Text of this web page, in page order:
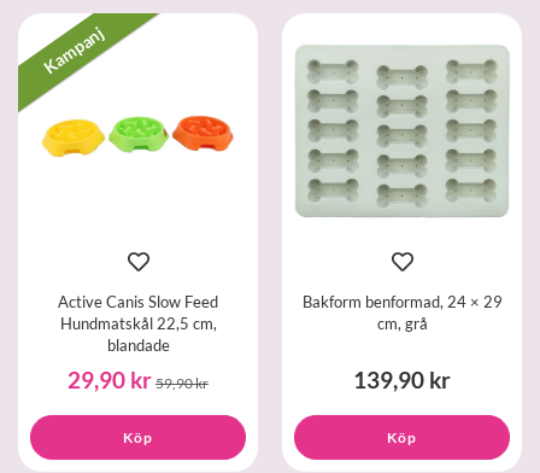
Kampanj
Active Canis Slow Feed
Hundmatskål 22,5 cm,
blandade
29,90 kr 59,90 kr
Köp
Bakform benformad, 24 × 29
cm, grå
139,90 kr
Köp